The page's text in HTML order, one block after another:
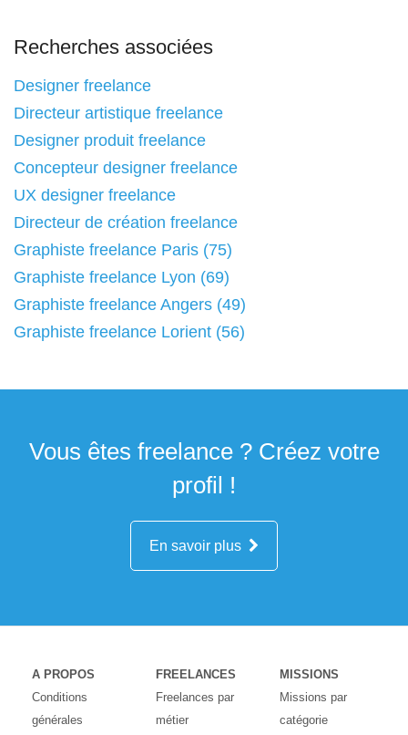
Recherches associées
Designer freelance
Directeur artistique freelance
Designer produit freelance
Concepteur designer freelance
UX designer freelance
Directeur de création freelance
Graphiste freelance Paris (75)
Graphiste freelance Lyon (69)
Graphiste freelance Angers (49)
Graphiste freelance Lorient (56)
Vous êtes freelance ? Créez votre
profil !
En savoir plus
A PROPOS
Conditions
générales
FREELANCES
Freelances par
métier
MISSIONS
Missions par
catégorie